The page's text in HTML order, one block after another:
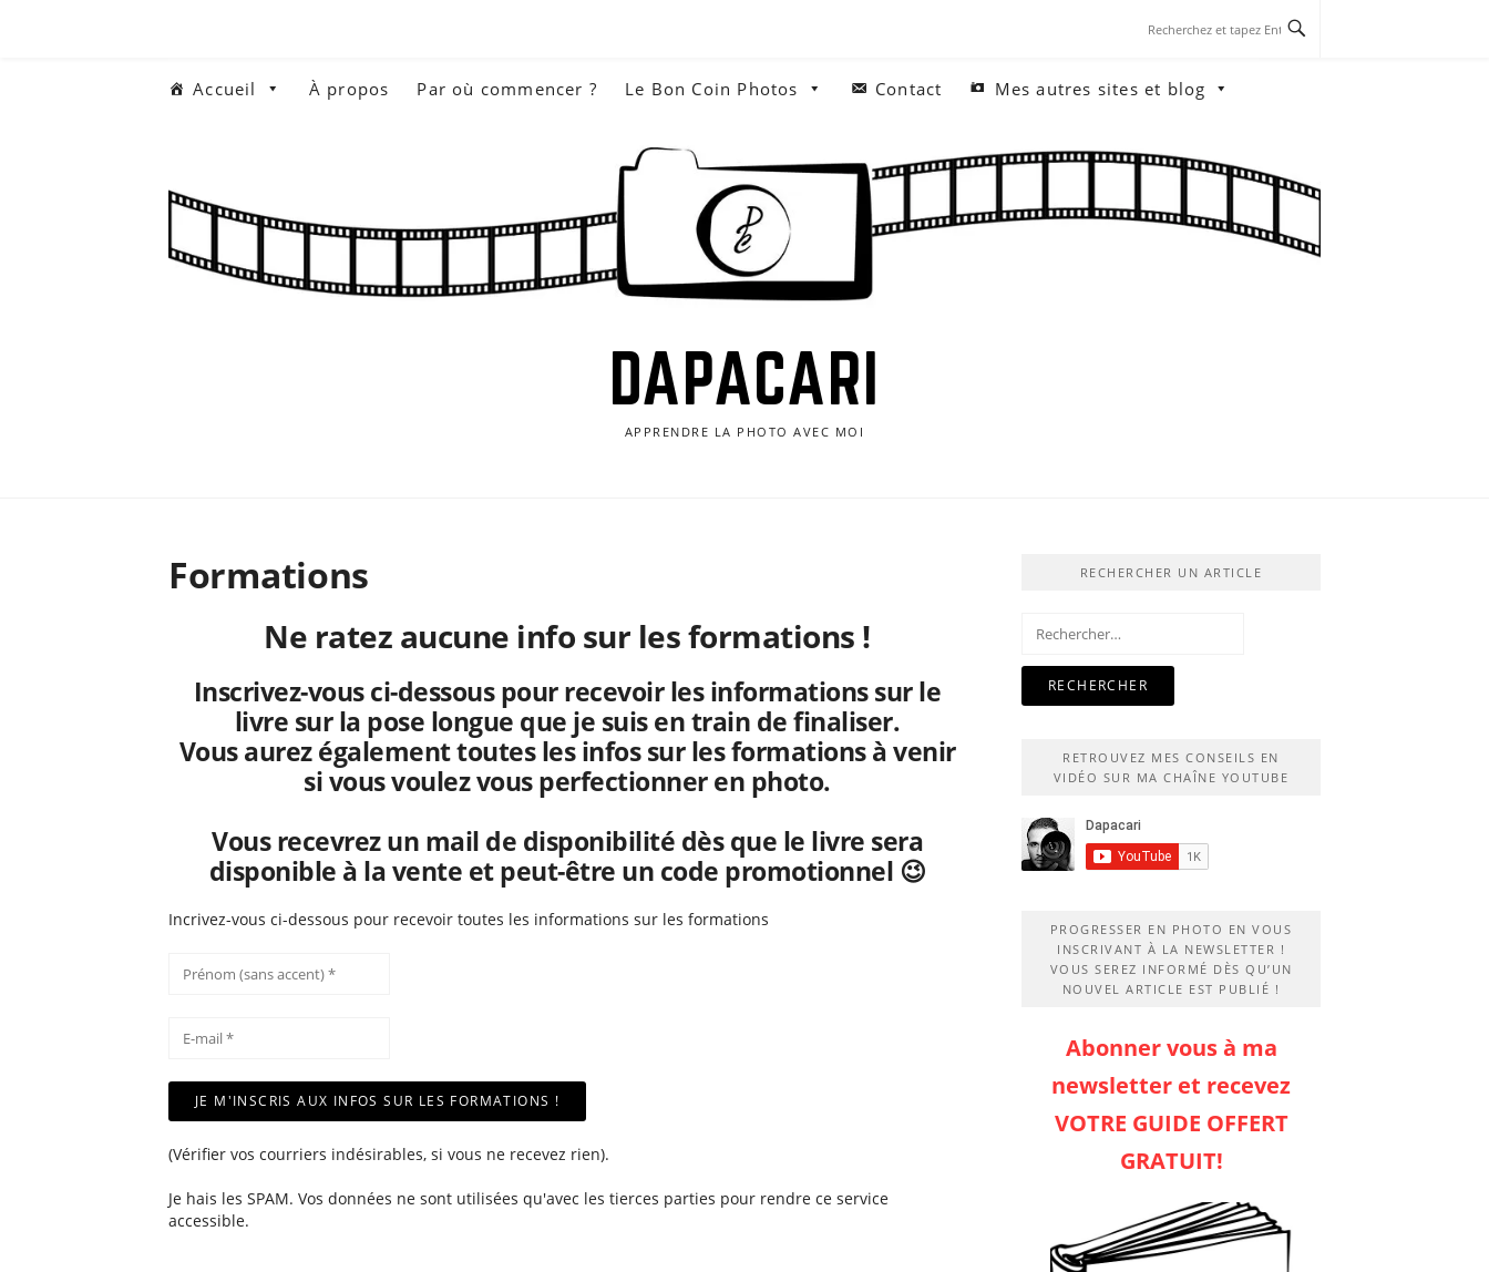
Accueil À propos Par où commencer ? Le Bon Coin Photos Contact Mes autres sites et blog
DAPACARI
APPRENDRE LA PHOTO AVEC MOI
Formations
Ne ratez aucune info sur les formations !
Inscrivez-vous ci-dessous pour recevoir les informations sur le
livre sur la pose longue que je suis en train de finaliser.
Vous aurez également toutes les infos sur les formations à venir
si vous voulez vous perfectionner en photo.
Vous recevrez un mail de disponibilité dès que le livre sera
disponible à la vente et peut-être un code promotionnel 😉
Incrivez-vous ci-dessous pour recevoir toutes les informations sur les formations
(Vérifier vos courriers indésirables, si vous ne recevez rien).
Je hais les SPAM. Vos données ne sont utilisées qu'avec les tierces parties pour rendre ce service
accessible.
RECHERCHER UN ARTICLE
Rechercher :
RETROUVEZ MES CONSEILS EN
VIDÉO SUR MA CHAÎNE YOUTUBE
PROGRESSER EN PHOTO EN VOUS
INSCRIVANT À LA NEWSLETTER !
VOUS SEREZ INFORMÉ DÈS QU’UN
NOUVEL ARTICLE EST PUBLIÉ !
Abonner vous à ma
newsletter et recevez
VOTRE GUIDE OFFERT
GRATUIT!